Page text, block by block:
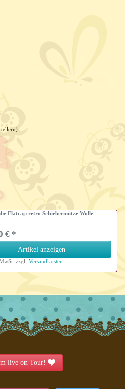
Flatcap retro Schiebermütze Wolle
€ *
Artikel anzeigen
zzgl.Versandkosten
live on Tour!